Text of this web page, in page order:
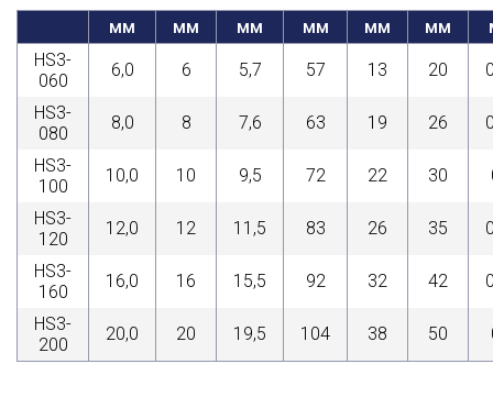
мм
мм мм мм мм мм
HS3-
060
6,0 6 5,7 57 13 20
HS3-
080
8,0 8 7,6 63 19 26
HS3-
100
10,0 10 9,5 72 22 30
HS3-
120
12,0 12 11,5 83 26 35
HS3-
160
16,0 16 15,5 92 32 42
HS3-
200
20,0 20 19,5 104 38 50